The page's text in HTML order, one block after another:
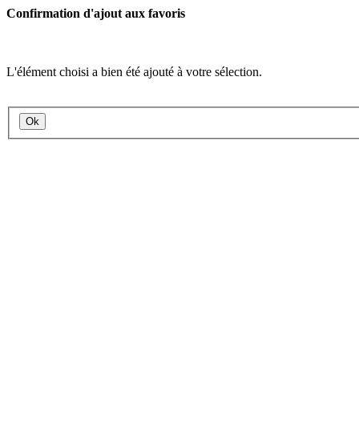
Confirmation d'ajout aux favoris
L'élément choisi a bien été ajouté à votre sélection.